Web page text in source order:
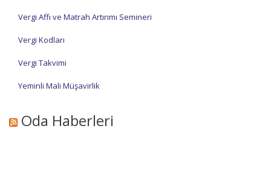
Vergi Affı ve Matrah Artırımı Semineri
Vergi Kodları
Vergi Takvimi
Yeminli Mali Müşavirlik
Oda Haberleri